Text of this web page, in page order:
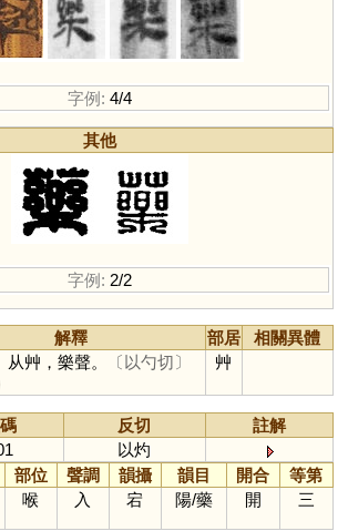
字例: 4/4
其他
字例: 2/2
解釋 部居
相關異體
艸，樂聲。
〔以勺切〕
艸
反切
註解
以灼
部位 聲調 韻攝 韻目 開合
等第
喉 入 宕 陽/藥 開 三